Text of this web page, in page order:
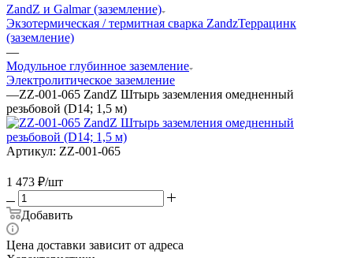
ZandZ и Galmar (заземление)
Экзотермическая / термитная сварка ZandzТеррацинк
(заземление)
—
Модульное глубинное заземление
Электролитическое заземление
—ZZ-001-065 ZandZ Штырь заземления омедненный
резьбовой (D14; 1,5 м)
Артикул: ZZ-001-065
1 473 ₽/шт
Добавить
Цена доставки зависит от адреса